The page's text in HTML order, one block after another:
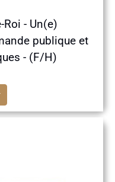
- Un(e)
publique et
- (F/H)